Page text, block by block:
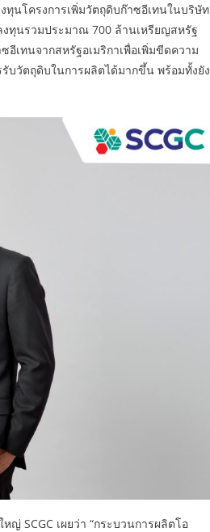
ทุนโครงการเพิ่มวัตถุดิบก๊าซอีเทนในบริษัท
งทุนรวมประมาณ 700 ล้านเหรียญสหรัฐ
เทนจากสหรัฐอเมริกาเพื่อเพิ่มขีดความ
วัตถุดิบในการผลิตได้มากขึ้น พร้อมทั้งยัง
SCGC เผยว่า “กระบวนการผลิตโอ